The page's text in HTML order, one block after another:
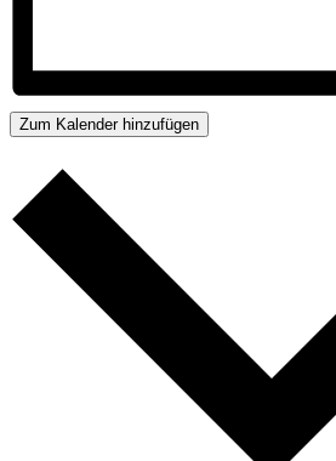
Zum Kalender hinzufügen